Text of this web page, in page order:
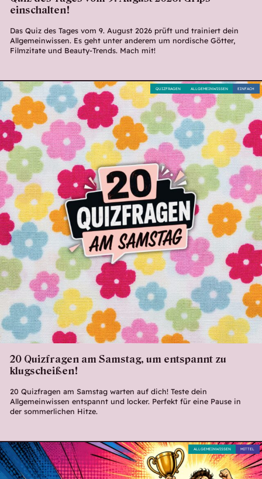
einschalten!
Das Quiz des Tages vom 9. August 2026 prüft und trainiert dein
Allgemeinwissen. Es geht unter anderem um nordische Götter,
Filmzitate und Beauty-Trends. Mach mit!
20 Quizfragen am Samstag, um entspannt zu
klugscheißen!
20 Quizfragen am Samstag warten auf dich! Teste dein
Allgemeinwissen entspannt und locker. Perfekt für eine Pause in
der sommerlichen Hitze.
EINFACH
ALLGEMEINWISSEN
QUIZFRAGEN
MITTEL
ALLGEMEINWISSEN